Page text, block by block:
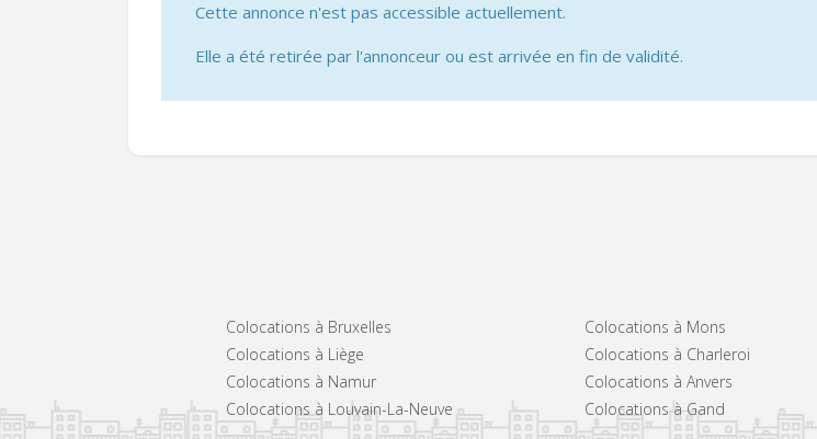
Cette annonce n'est pas accessible actuellement.
Elle a été retirée par l'annonceur ou est arrivée en fin de validité.
Colocations à Bruxelles
Colocations à Liège
Colocations à Namur
Colocations à Louvain-La-Neuve
Colocations à Mons
Colocations à Charleroi
Colocations à Anvers
Colocations à Gand